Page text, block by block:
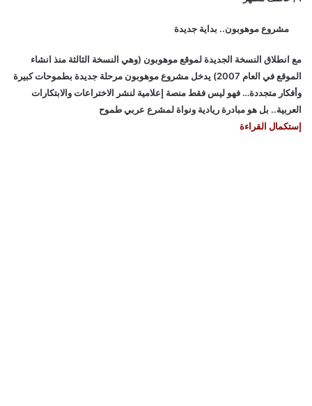
مشروع موهوبون.. بداية جديدة
مع انطلاق النسخة الجديدة لموقع موهوبون (وهي النسخة الثالثة منذ انشاء
الموقع في العام 2007) يدخل مشروع موهوبون مرحلة جديدة بطموحات كبيرة
وأفكار متجددة… فهو ليس فقط منصة إعلامية لنشر الاختراعات والابتكارات
العربية.. بل هو مبادرة ريادية ونواة لمشرع عربي طموح
إستكمال القراءة